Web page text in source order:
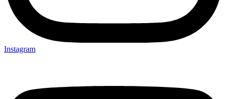
Instagram